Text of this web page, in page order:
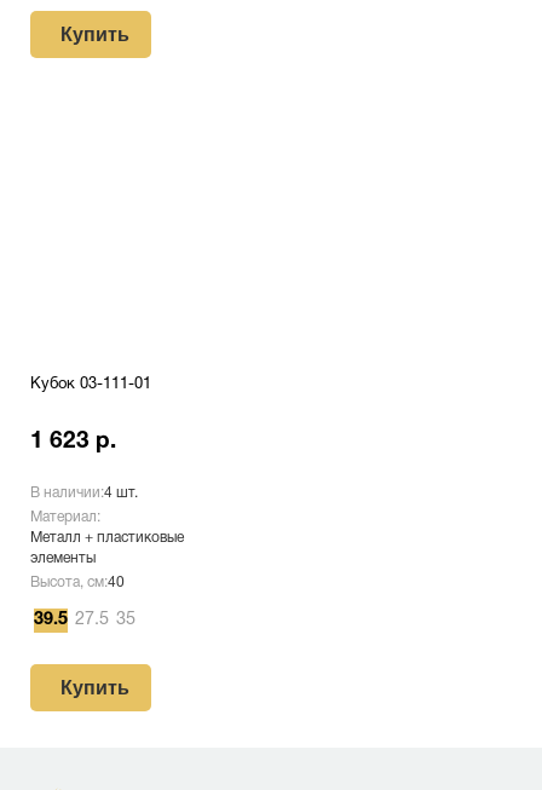
Купить
Кубок 03-111-01
1 623 р.
В наличии:4 шт.
Материал:
Металл + пластиковые
элементы
Высота, см:40
39.5 27.5 35
Купить